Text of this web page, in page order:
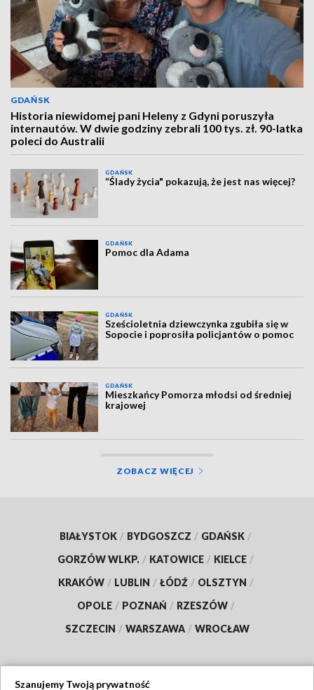
GDAŃSK
Historia niewidomej pani Heleny z Gdyni poruszyła
internautów. W dwie godziny zebrali 100 tys. zł. 90-latka
poleci do Australii
GDAŃSK
“Ślady życia" pokazują, że jest nas więcej?
GDAŃSK
Pomoc dla Adama
GDAŃSK
Sześcioletnia dziewczynka zgubiła się w
Sopocie i poprosiła policjantów o pomoc
GDAŃSK
Mieszkańcy Pomorza młodsi od średniej
krajowej
ZOBACZ WIĘCEJ
BIAŁYSTOK / BYDGOSZCZ / GDAŃSK /
GORZÓW WLKP. / KATOWICE / KIELCE /
KRAKÓW / LUBLIN / ŁÓDŹ / OLSZTYN /
OPOLE / POZNAŃ / RZESZÓW /
SZCZECIN / WARSZAWA / WROCŁAW
Szanujemy Twoją prywatność